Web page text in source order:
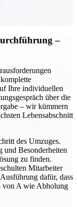
–
Ihre individuellen
über die
– wir kümmern
Lebensabschnitt
des Umzuges.
und Besonderheiten
zu finden.
Mitarbeiter
dafür, dass
von A wie Abholung